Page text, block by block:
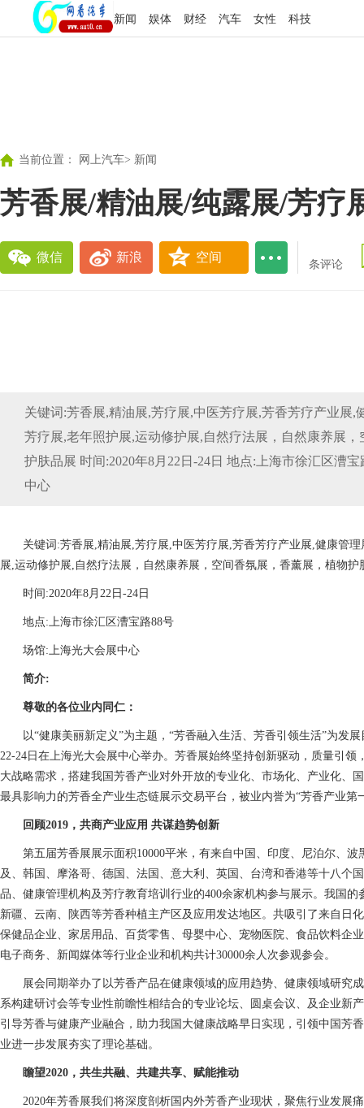
新闻 娱体 财经 汽车 女性 科技
当前位置： 网上汽车> 新闻
芳香展/精油展/纯露展/芳疗
微信 新浪 空间
条评论
关键词:芳香展,精油展,芳疗展,中医芳疗展,芳香芳疗产业展,
芳疗展,老年照护展,运动修护展,自然疗法展，自然康养展
护肤品展 时间:2020年8月22日-24日 地点:上海市徐汇区漕
中心
关键词:芳香展,精油展,芳疗展,中医芳疗展,芳香芳疗产业展,健康管
展,运动修护展,自然疗法展，自然康养展，空间香氛展，香薰展，植物护
时间:2020年8月22日-24日
地点:上海市徐汇区漕宝路88号
场馆:上海光大会展中心
简介:
尊敬的各位业内同仁：
以“健康美丽新定义”为主题，“芳香融入生活、芳香引领生活”为发
22-24日在上海光大会展中心举办。芳香展始终坚持创新驱动，质量引领
大战略需求，搭建我国芳香产业对外开放的专业化、市场化、产业化、
最具影响力的芳香全产业生态链展示交易平台，被业内誉为“芳香产业第
回顾2019，共商产业应用 共谋趋势创新
第五届芳香展展示面积10000平米，有来自中国、印度、尼泊尔、
及、韩国、摩洛哥、德国、法国、意大利、英国、台湾和香港等十八个
品、健康管理机构及芳疗教育培训行业的400余家机构参与展示。我国
新疆、云南、陕西等芳香种植主产区及应用发达地区。共吸引了来自日
保健品企业、家居用品、百货零售、母婴中心、宠物医院、食品饮料企
电子商务、新闻媒体等行业企业和机构共计30000余人次参观参会。
展会同期举办了以芳香产品在健康领域的应用趋势、健康领域研究
系构建研讨会等专业性前瞻性相结合的专业论坛、圆桌会议、及企业新
引导芳香与健康产业融合，助力我国大健康战略早日实现，引领中国芳
业进一步发展夯实了理论基础。
瞻望2020，共生共融、共建共享、赋能推动
2020年芳香展我们将深度剖析国内外芳香产业现状，聚焦行业发展